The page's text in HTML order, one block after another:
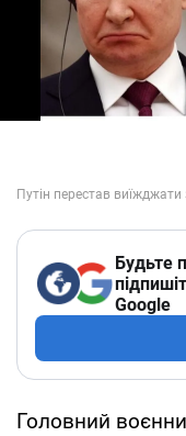
Будьте
Google
Головний